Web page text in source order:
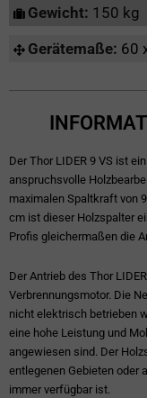
Gewicht: 150 kg
Gerätemaße: 60
Der Thor LIDER 9 VS ist
anspruchsvolle
maximalen Spaltkraft von
cm ist dieser Holzspalter
Profis gleichermaßen die
Der Antrieb des Thor
Verbrennungsmotor. Die
nicht elektrisch betrieben
eine hohe Leistung und
angewiesen sind. Der
entlegenen Gebieten oder
immer verfügbar ist.